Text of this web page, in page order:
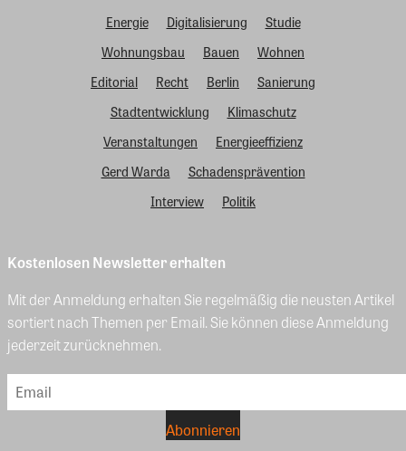
Energie Digitalisierung
Studie
Wohnungsbau
Bauen
Wohnen
Editorial
Recht Berlin
Sanierung
Stadtentwicklung
Klimaschutz
Veranstaltungen
Energieeffizienz
Gerd Warda
Schadensprävention
Interview
Politik
Kostenlosen Newsletter erhalten
Mit der Anmeldung erhalten Sie regelmäßig die neusten Artikel
sortiert nach Themen per Email. Sie können diese Anmeldung
jederzeit zurücknehmen.